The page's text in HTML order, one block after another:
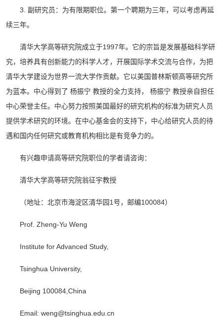
3. 副研究员：为有限期职位。第一个聘期为三年，可以考虑再延
续三年。
清华大学高等研究院成立于1997年。它的宗旨是发展基础科学研
究，培养具有创新能力的科学人才，开展国际学术交流与合作，为把
清华大学建设为世界一流大学作贡献。它以美国普林斯顿高等研究所
为蓝本。中心得到了 杨振宁 教授的全力支持， 杨振宁 教授亲自担任
中心荣誉主任。中心努力按照美国最好的研究机构的标准为研究人员
提供学术研究的环境。在中心基金会的支持下，中心给研究人员的待
遇和国内任何研究或教育机构相比是有竞争力的。
有兴趣申请高等研究院职位的学者请咨询：
清华大学高等研究院翁征宇教授
（地址：北京市海淀区清华园1号，邮编100084）
Prof. Zheng-Yu Weng
Institute for Advanced Study,
Tsinghua University,
Beijing 100084,China
Email: weng@tsinghua.edu.cn